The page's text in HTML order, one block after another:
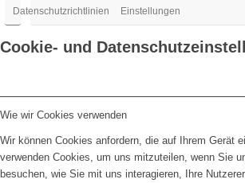
Einstellungen
Datenschutzrichtlinien
Cookie- und
Wie wir Cookies verwenden
Wir können Cookies anfordern, die auf Ihrem Gerät
verwenden Cookies, um uns mitzuteilen, wenn Sie
besuchen, wie Sie mit uns interagieren, Ihre